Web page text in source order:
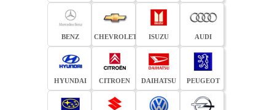
BENZ CHEVROLET ISUZU AUDI
HYUNDAI CITROEN DAIHATSU PEUGEOT